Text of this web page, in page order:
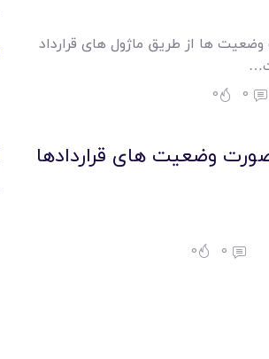
ها از طریق ماژول های قرارداد
0
0
وضعیت های قراردادها
0
0